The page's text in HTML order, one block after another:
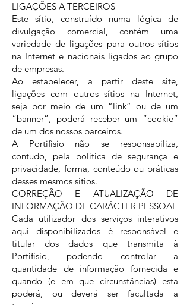
LIGAÇÕES A TERCEIROS
Este sítio, construído numa lógica de
divulgação comercial, contém uma
variedade de ligações para outros sítios
na Internet e nacionais ligados ao grupo
de empresas.
Ao estabelecer, a partir deste site,
ligações com outros sítios na Internet,
seja por meio de um “link” ou de um
“banner”, poderá receber um “cookie”
de um dos nossos parceiros.
A Portifisio não se responsabiliza,
contudo, pela política de segurança e
privacidade, forma, conteúdo ou práticas
desses mesmos sítios.
CORREÇÃO E ATUALIZAÇÃO DE
INFORMAÇÃO DE CARÁCTER PESSOAL
Cada utilizador dos serviços interativos
aqui disponibilizados é responsável e
titular dos dados que transmita à
Portifisio, podendo controlar a
quantidade de informação fornecida e
quando (e em que circunstâncias) esta
poderá, ou deverá ser facultada a